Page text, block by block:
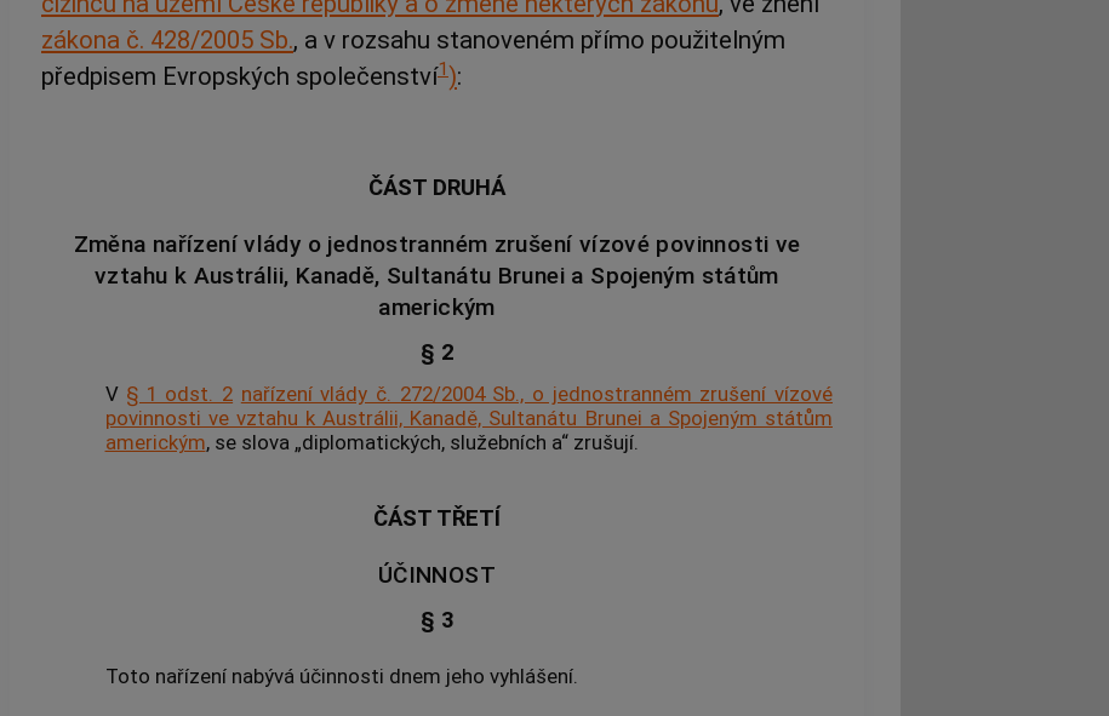
zákona č. 428/2005 Sb., a v rozsahu stanoveném přímo použitelným
předpisem Evropských společenství1):
ČÁST DRUHÁ
Změna nařízení vlády o jednostranném zrušení vízové povinnosti ve
vztahu k Austrálii, Kanadě, Sultanátu Brunei a Spojeným státům
americkým
§ 2
V § 1 odst. 2 nařízení vlády č. 272/2004 Sb., o jednostranném zrušení vízové
povinnosti ve vztahu k Austrálii, Kanadě, Sultanátu Brunei a Spojeným státům
americkým, se slova „diplomatických, služebních a“ zrušují.
ČÁST TŘETÍ
ÚČINNOST
§ 3
Toto nařízení nabývá účinnosti dnem jeho vyhlášení.